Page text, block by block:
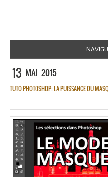
13 MAI 2015
TUTO PHOTOSHOP: LA PUISSANCE DU